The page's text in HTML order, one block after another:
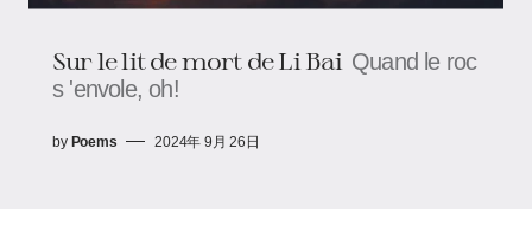
Sur le lit de mort de Li Bai Quand le roc
s 'envole, oh!
by Poems 2024年 9月 26日